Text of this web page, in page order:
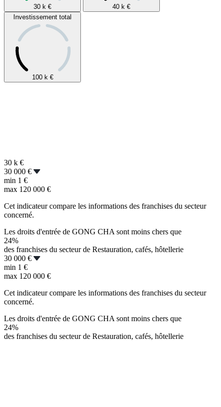
30 k € 40 k €
Investissement total
100 k €
30 k €
30 000 €
min 1 €
max 120 000 €
Cet indicateur compare les informations des franchises du secteur
concerné.
Les droits d'entrée de GONG CHA sont moins chers que
24%
des franchises du secteur de Restauration, cafés, hôtellerie
30 000 €
min 1 €
max 120 000 €
Cet indicateur compare les informations des franchises du secteur
concerné.
Les droits d'entrée de GONG CHA sont moins chers que
24%
des franchises du secteur de Restauration, cafés, hôtellerie